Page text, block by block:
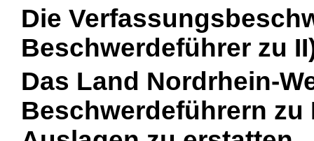
Die
Beschwerdeführer zu
Das Land Nordrhein-
Beschwerdeführern zu